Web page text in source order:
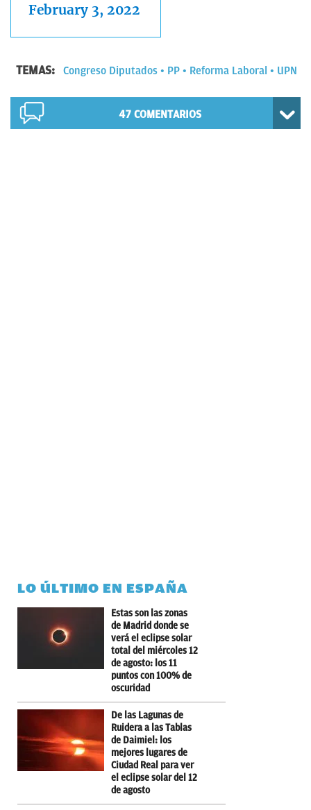
February 3, 2022
TEMAS: Congreso Diputados PP Reforma Laboral UPN
47 COMENTARIOS
LO ÚLTIMO EN ESPAÑA
Estas son las zonas
de Madrid donde se
verá el eclipse solar
total del miércoles 12
de agosto: los 11
puntos con 100% de
oscuridad
De las Lagunas de
Ruidera a las Tablas
de Daimiel: los
mejores lugares de
Ciudad Real para ver
el eclipse solar del 12
de agosto